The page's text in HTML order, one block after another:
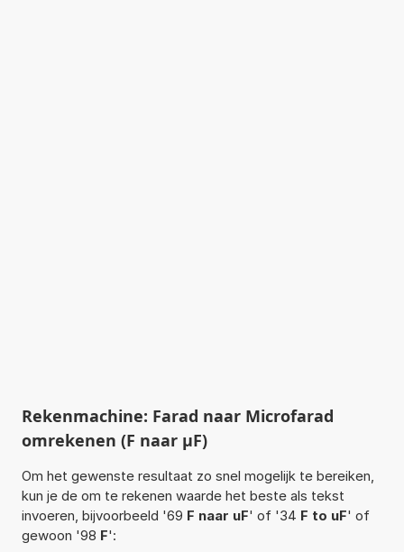
Rekenmachine: Farad naar Microfarad
omrekenen (F naar µF)
Om het gewenste resultaat zo snel mogelijk te bereiken,
kun je de om te rekenen waarde het beste als tekst
invoeren, bijvoorbeeld '69 F naar uF' of '34 F to uF' of
gewoon '98 F':